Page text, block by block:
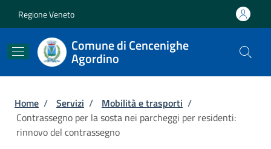
Regione Veneto
Comune di Cencenighe
Agordino
Briciole di pane
Home / Servizi / Mobilità e trasporti /
Contrassegno per la sosta nei parcheggi per residenti:
rinnovo del contrassegno